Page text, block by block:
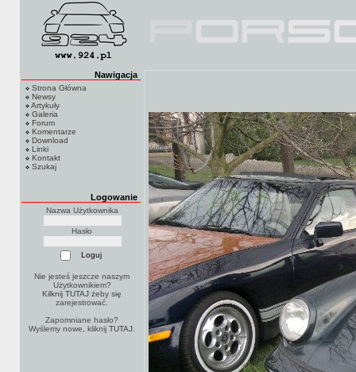
Nawigacja
Strona Główna
Newsy
Artykuły
Galeria
Forum
Komentarze
Download
Linki
Kontakt
Szukaj
Logowanie
Nazwa Użytkownika
Hasło
Nie jesteś jeszcze naszym
Użytkownikiem?
Kilknij TUTAJ żeby się
zarejestrować.
Zapomniane hasło?
Wyślemy nowe, kliknijTUTAJ